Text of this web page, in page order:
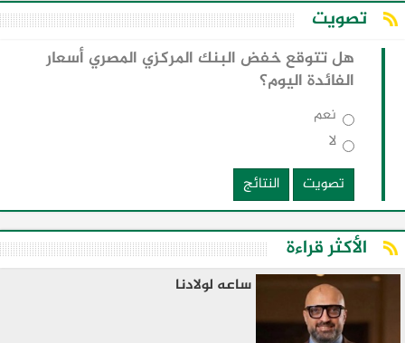
تصويت
هل تتوقع خفض البنك المركزي المصري أسعار
الفائدة اليوم؟
نعم
لا
تصويت
النتائج
الأكثر قراءة
ساعه لولادنا